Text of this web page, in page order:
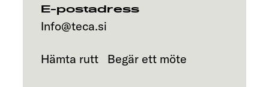
E-postadress
Info@teca.si
Hämta rutt Begär ett möte